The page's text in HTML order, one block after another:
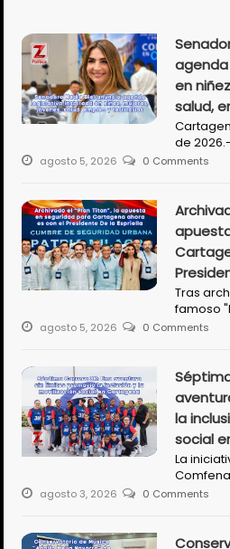
en
salud,
de
agosto 5, 2026 0 Comments
Tras
famoso
agosto 5, 2026 0 Comments
la
social
La
agosto 3, 2026 0 Comments